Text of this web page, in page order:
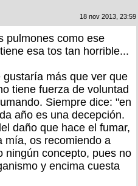
18 nov 2013, 23:59
pulmones como ese
esa tos tan horrible...
más que ver que
tiene fuerza de voluntad
Siempre dice: "en
año es una decepción.
daño que hace el fumar,
mía, os recomiendo a
ningún concepto, pues no
y encima cuesta